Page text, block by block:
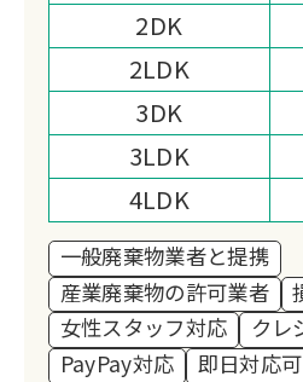
2DK
2LDK
3DK
3LDK
4LDK
一般廃棄物業者と提携
産業廃棄物の許可業者
女性スタッフ対応
クレ
PayPay対応
即日対応可